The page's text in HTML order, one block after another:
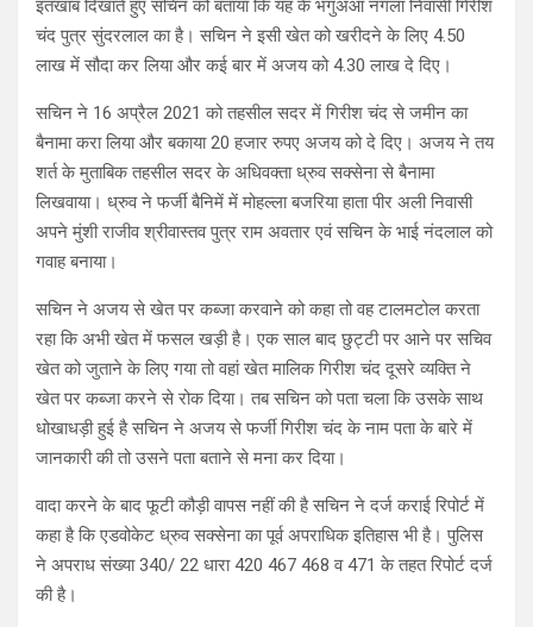
इंतखाब दिखाते हुए सचिन को बताया कि यह के भगुअआ नगला निवासी गिरीश
चंद पुत्र सुंदरलाल का है। सचिन ने इसी खेत को खरीदने के लिए 4.50
लाख में सौदा कर लिया और कई बार में अजय को 4.30 लाख दे दिए।
सचिन ने 16 अप्रैल 2021 को तहसील सदर में गिरीश चंद से जमीन का
बैनामा करा लिया और बकाया 20 हजार रुपए अजय को दे दिए। अजय ने तय
शर्त के मुताबिक तहसील सदर के अधिवक्ता ध्रुव सक्सेना से बैनामा
लिखवाया। ध्रुव ने फर्जी बैनिमें में मोहल्ला बजरिया हाता पीर अली निवासी
अपने मुंशी राजीव श्रीवास्तव पुत्र राम अवतार एवं सचिन के भाई नंदलाल को
गवाह बनाया।
सचिन ने अजय से खेत पर कब्जा करवाने को कहा तो वह टालमटोल करता
रहा कि अभी खेत में फसल खड़ी है। एक साल बाद छुट्टी पर आने पर सचिव
खेत को जुताने के लिए गया तो वहां खेत मालिक गिरीश चंद दूसरे व्यक्ति ने
खेत पर कब्जा करने से रोक दिया। तब सचिन को पता चला कि उसके साथ
धोखाधड़ी हुई है सचिन ने अजय से फर्जी गिरीश चंद के नाम पता के बारे में
जानकारी की तो उसने पता बताने से मना कर दिया।
वादा करने के बाद फूटी कौड़ी वापस नहीं की है सचिन ने दर्ज कराई रिपोर्ट में
कहा है कि एडवोकेट ध्रुव सक्सेना का पूर्व अपराधिक इतिहास भी है। पुलिस
ने अपराध संख्या 340/ 22 धारा 420 467 468 व 471 के तहत रिपोर्ट दर्ज
की है।